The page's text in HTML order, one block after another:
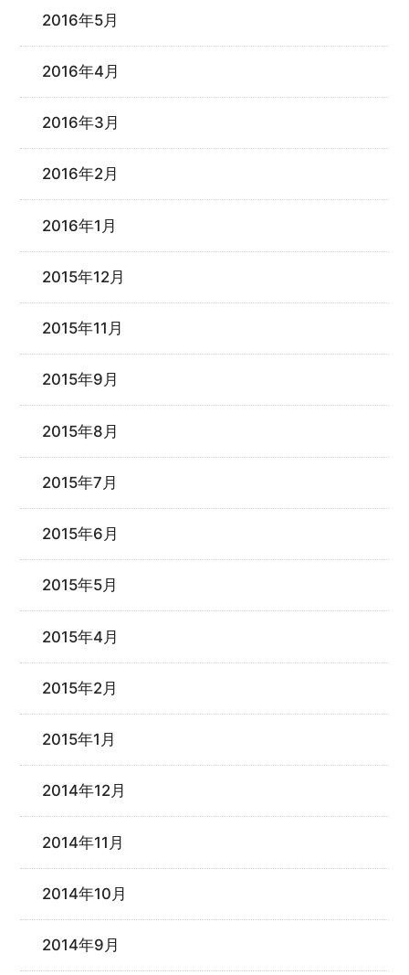
2016年5月
2016年4月
2016年3月
2016年2月
2016年1月
2015年12月
2015年11月
2015年9月
2015年8月
2015年7月
2015年6月
2015年5月
2015年4月
2015年2月
2015年1月
2014年12月
2014年11月
2014年10月
2014年9月